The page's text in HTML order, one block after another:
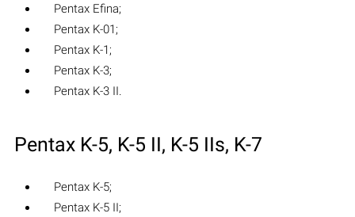
Pentax Efina;
Pentax K-01;
Pentax K-1;
Pentax K-3;
Pentax K-3 II.
Pentax K-5, K-5 II, K-5 IIs, K-7
Pentax K-5;
Pentax K-5 II;